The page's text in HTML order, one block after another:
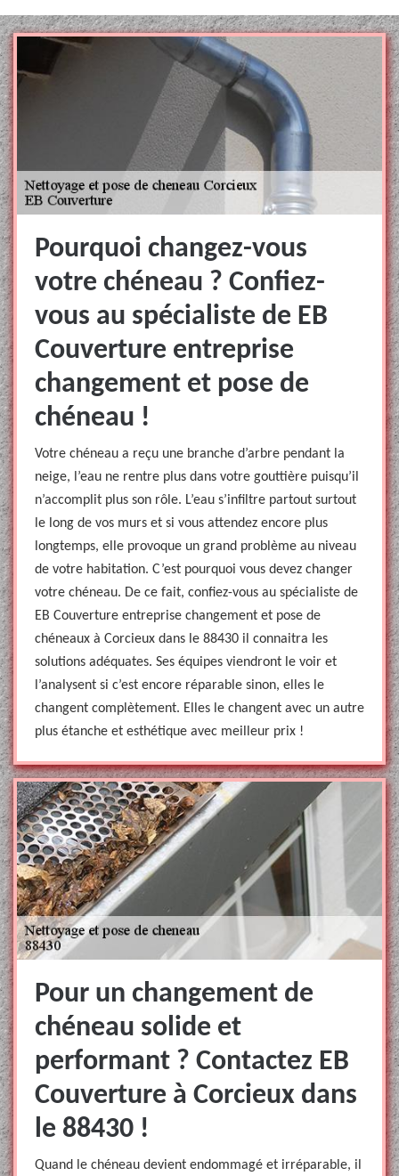
Pourquoi changez-vous
votre chéneau ? Confiez-
vous au spécialiste de EB
Couverture entreprise
changement et pose de
chéneau !
Votre chéneau a reçu une branche d’arbre pendant la
neige, l’eau ne rentre plus dans votre gouttière puisqu’il
n’accomplit plus son rôle. L’eau s’infiltre partout surtout
le long de vos murs et si vous attendez encore plus
longtemps, elle provoque un grand problème au niveau
de votre habitation. C’est pourquoi vous devez changer
votre chéneau. De ce fait, confiez-vous au spécialiste de
EB Couverture entreprise changement et pose de
chéneaux à Corcieux dans le 88430 il connaitra les
solutions adéquates. Ses équipes viendront le voir et
l’analysent si c’est encore réparable sinon, elles le
changent complètement. Elles le changent avec un autre
plus étanche et esthétique avec meilleur prix !
Pour un changement de
chéneau solide et
performant ? Contactez EB
Couverture à Corcieux dans
le 88430 !
Quand le chéneau devient endommagé et irréparable, il